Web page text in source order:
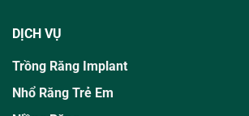
DỊCH VỤ
Trồng Răng Implant
Nhổ Răng Trẻ Em